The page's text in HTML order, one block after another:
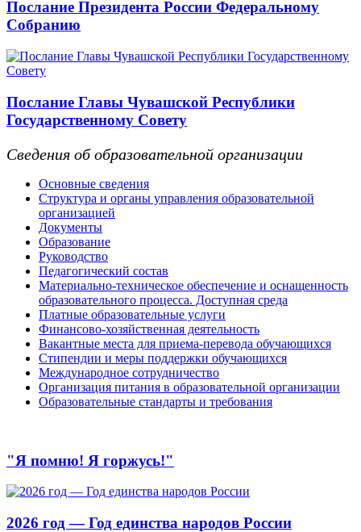
Послание Президента России Федеральному
Собранию
Послание Главы Чувашской Республики
Государственному Совету
Сведения об образовательной организации
Основные сведения
Структура и органы управления образовательной
организацией
Документы
Образование
Руководство
Педагогический состав
Материально-техническое обеспечение и оснащенность
образовательного процесса. Доступная среда
Платные образовательные услуги
Финансово-хозяйственная деятельность
Вакантные места для приема-перевода обучающихся
Стипендии и меры поддержки обучающихся
Международное сотрудничество
Организация питания в образовательной организации
Образовательные стандарты и требования
"Я помню! Я горжусь!"
2026 год — Год единства народов России